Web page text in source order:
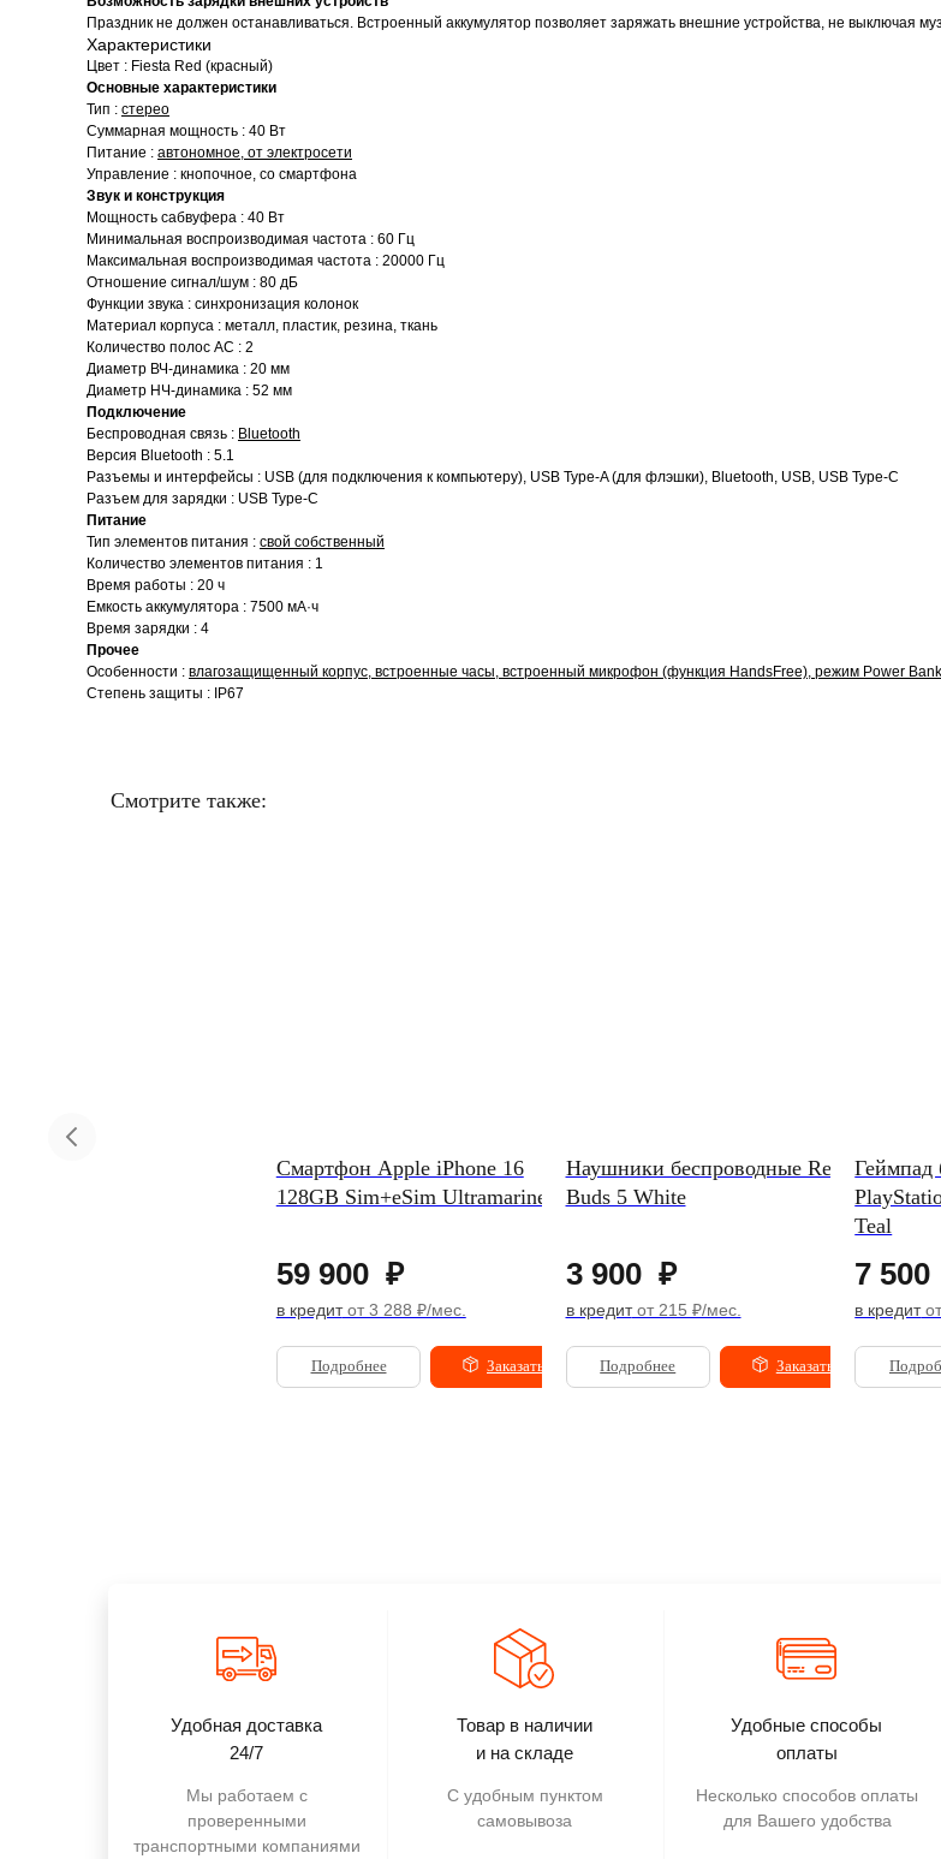
Праздник не должен останавливаться. Встроенный аккумулятор позволяет заряжать внешние устройства, не выключая
Характеристики
Цвет : Fiesta Red (красный)
Основные характеристики
Тип : стерео
Суммарная мощность : 40 Вт
Питание : автономное, от электросети
Управление : кнопочное, со смартфона
Звук и конструкция
Мощность сабвуфера : 40 Вт
Минимальная воспроизводимая частота : 60 Гц
Максимальная воспроизводимая частота : 20000 Гц
Отношение сигнал/шум : 80 дБ
Функции звука : синхронизация колонок
Материал корпуса : металл, пластик, резина, ткань
Количество полос AC : 2
Диаметр ВЧ-динамика : 20 мм
Диаметр НЧ-динамика : 52 мм
Подключение
Беспроводная связь : Bluetooth
Версия Bluetooth : 5.1
Разъемы и интерфейсы : USB (для подключения к компьютеру), USB Type-A (для флэшки), Bluetooth, USB, USB Type-C
Разъем для зарядки : USB Type-C
Питание
Тип элементов питания : свой собственный
Количество элементов питания : 1
Время работы : 20 ч
Емкость аккумулятора : 7500 мА·ч
Время зарядки : 4
Прочее
Особенности : влагозащищенный корпус, встроенные часы, встроенный микрофон (функция HandsFree), режим Power
Степень защиты : IP67
Смотрите также:
Смартфон Apple iPhone 16
128GB Sim+eSim Ultramarine
59 900 ₽
в кредитот 3 288 ₽/мес.
Подробнее Заказать
Наушники беспроводные Redmi
Buds 5 White
3 900 ₽
в кредитот 215 ₽/мес.
Подробнее Заказать
Геймпад
Teal
7 500
в кредит
Удобная доставка
24/7
Товар в наличии
и на складе
Удобные способы
оплаты
Мы работаем с
проверенными
транспортными компаниями
С удобным пунктом
самовывоза
Несколько способов оплаты
для Вашего удобства